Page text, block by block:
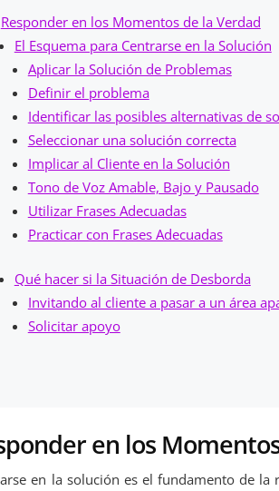
Responder en los Momentos de la Verdad
El Esquema para Centrarse en la Solución
Aplicar la Solución de Problemas
Definir el problema
Identificar las posibles alternativas de
Seleccionar una solución correcta
Implicar al Cliente en la Solución
Tono de Voz Amable, Bajo y Pausado
Utilizar Frases Adecuadas
Practicar con Frases Adecuadas
Qué hacer si la Situación de Desborda
Invitando al cliente a pasar a un área
Solicitar apoyo
en los
en la solución es el fundamento de la